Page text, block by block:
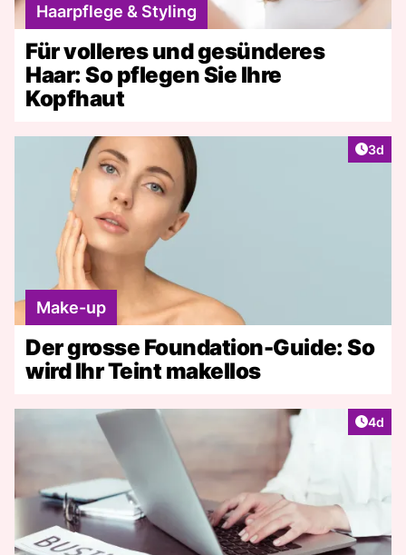
Haarpflege & Styling
Für volleres und gesünderes
Haar: So pflegen Sie Ihre
Kopfhaut
3d
Make-up
Der grosse Foundation-Guide: So
wird Ihr Teint makellos
4d